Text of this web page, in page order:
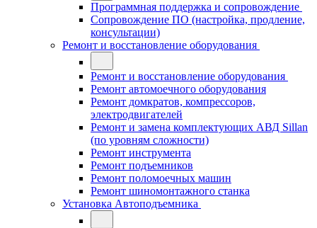
Программная поддержка и сопровождение
Сопровождение ПО (настройка, продление,
консультации)
Ремонт и восстановление оборудования
Ремонт и восстановление оборудования
Ремонт автомоечного оборудования
Ремонт домкратов, компрессоров,
электродвигателей
Ремонт и замена комплектующих АВД Sillan
(по уровням сложности)
Ремонт инструмента
Ремонт подъемников
Ремонт поломоечных машин
Ремонт шиномонтажного станка
Установка Автоподъемника